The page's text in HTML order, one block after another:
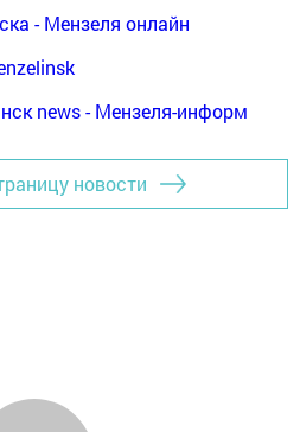
- Мензеля онлайн
news - Мензеля-информ
новости